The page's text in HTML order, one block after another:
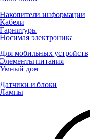
Накопители информации
Кабели
Гарнитуры
Носимая электроника
Для мобильных устройств
Элементы питания
Умный дом
Датчики и блоки
Лампы